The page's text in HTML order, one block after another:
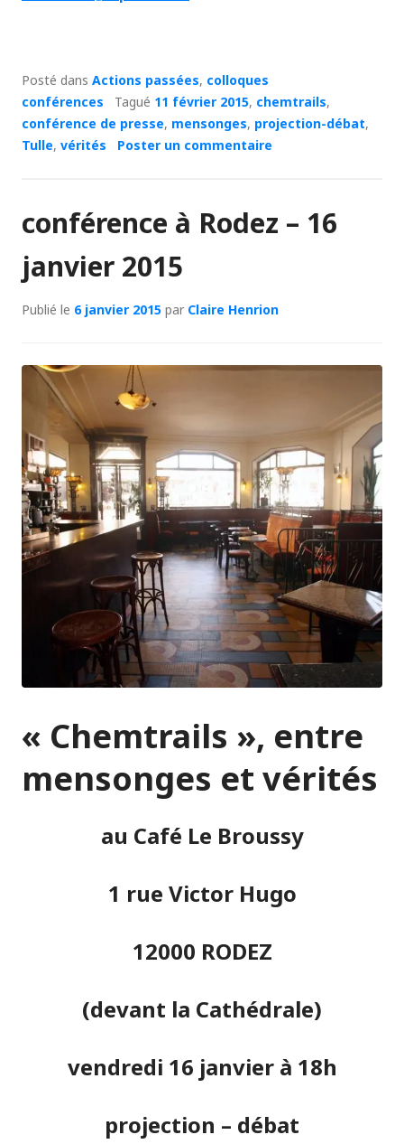
Posté dans Actions passées, colloques
conférences
Tagué 11 février 2015, chemtrails,
conférence de presse, mensonges, projection-débat,
Tulle, vérités Poster un commentaire
conférence à Rodez – 16
janvier 2015
Publié le 6 janvier 2015 par Claire Henrion
« Chemtrails », entre
mensonges et vérités
au Café Le Broussy
1 rue Victor Hugo
12000 RODEZ
(devant la Cathédrale)
vendredi 16 janvier à 18h
projection – débat